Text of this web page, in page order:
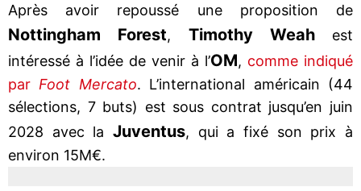
Après avoir repoussé une proposition de
Nottingham Forest, Timothy Weahest
intéressé à l’idée de venir à l’OM, comme indiqué
par Foot Mercato. L’international américain (44
sélections, 7 buts) est sous contrat jusqu’en juin
2028 avec la Juventus, qui a fixé son prix à
environ 15M€.